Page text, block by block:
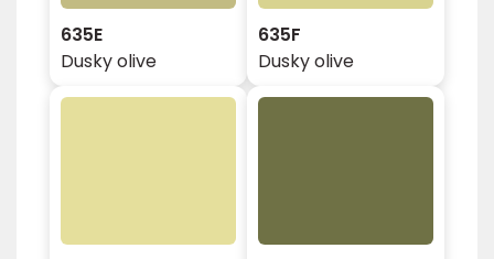
635E
Dusky olive
635F
Dusky olive